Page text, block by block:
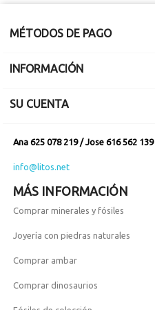
MÉTODOS DE PAGO
INFORMACIÓN
SU CUENTA
Ana 625 078 219 / Jose 616 562 139
info@litos.net
MÁS INFORMACIÓN
Comprar minerales y fósiles
Joyería con piedras naturales
Comprar ambar
Comprar dinosaurios